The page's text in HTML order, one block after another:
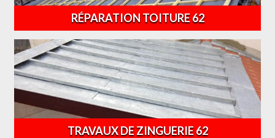
RÉPARATION TOITURE 62
TRAVAUX DE ZINGUERIE 62